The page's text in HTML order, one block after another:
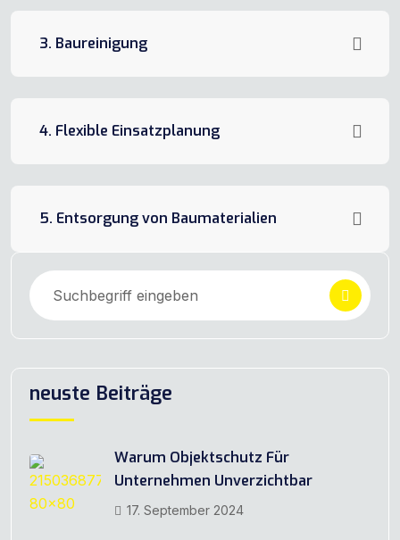
3. Baureinigung
4. Flexible Einsatzplanung
5. Entsorgung von Baumaterialien
neuste Beiträge
Warum Objektschutz Für
Unternehmen Unverzichtbar
17. September 2024